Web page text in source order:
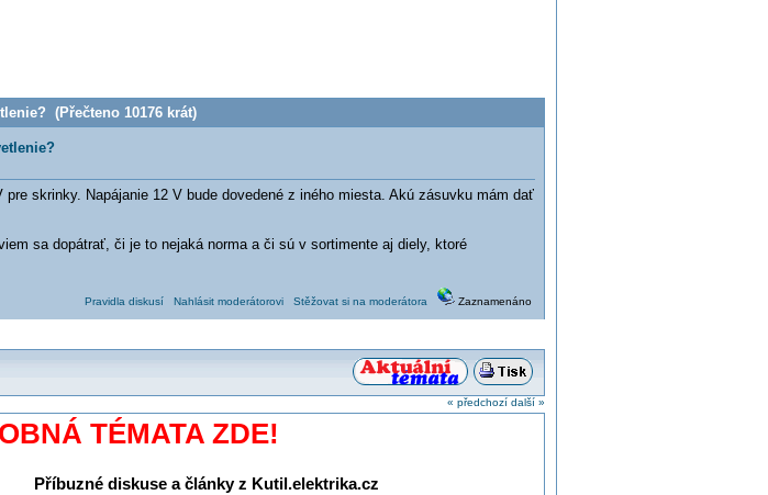
(Přečteno 10176 krát)
skrinky. Napájanie 12 V bude dovedené z iného miesta. Akú zásuvku mám dať
sa dopátrať, či je to nejaká norma a či sú v sortimente aj diely, ktoré
Pravidla diskusí Nahlásit moderátorovi Stěžovat si na moderátora Zaznamenáno
« předchozí další »
TÉMATA ZDE!
Příbuzné diskuse a články z Kutil.elektrika.cz